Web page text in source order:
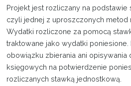
Projekt jest rozliczany na podstawie
czyli jednej z uproszczonych metod
Wydatki rozliczone za pomocą
traktowane jako wydatki poniesione.
obowiązku zbierania ani opisywania
księgowych na potwierdzenie
rozliczanych stawką jednostkową.